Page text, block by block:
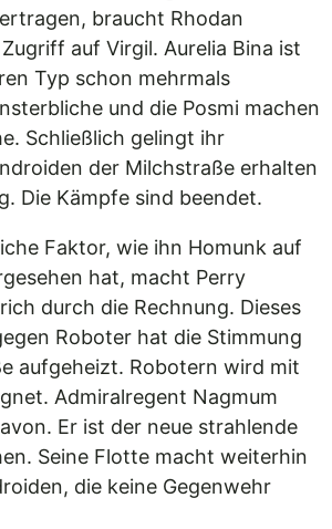
braucht Rhodan
auf Virgil. Aurelia Bina ist
Typ schon mehrmals
und die Posmi machen
Schließlich gelingt ihr
der Milchstraße erhalten
Die Kämpfe sind beendet.
Faktor, wie ihn Homunk auf
hat, macht Perry
durch die Rechnung. Dieses
Roboter hat die Stimmung
aufgeheizt. Robotern wird mit
Admiralregent Nagmum
Er ist der neue strahlende
Seine Flotte macht weiterhin
die keine Gegenwehr